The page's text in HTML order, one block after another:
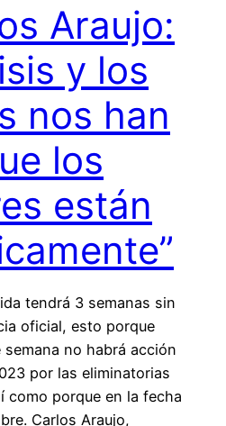
Araujo:
y los
nos han
los
están
tendrá 3 semanas sin
oficial, esto porque
no habrá acción
por las eliminatorias
como porque en la fecha
Carlos Araujo,